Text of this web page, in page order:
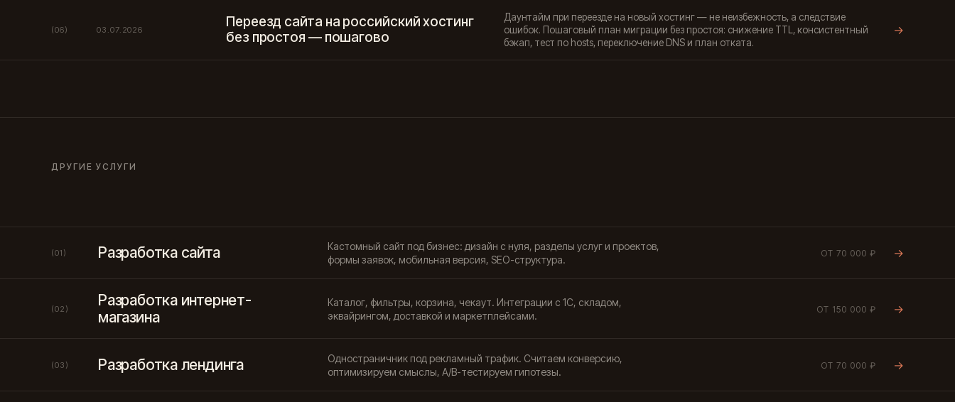
(06) 03.07.2026
Переезд сайта на российский хостинг
без простоя — пошагово
Даунтайм при переезде на новый хостинг — не неизбежность, а следствие
ошибок. Пошаговый план миграции без простоя: снижение TTL, консистентный
бэкап, тест по hosts, переключение DNS и план отката.
→
ДРУГИЕ УСЛУГИ
(01) Разработка сайта
Кастомный сайт под бизнес: дизайн с нуля, разделы услуг и проектов,
формы заявок, мобильная версия, SEO-структура.
ОТ 70 000 ₽ →
(02)
Разработка интернет-
магазина
Каталог, фильтры, корзина, чекаут. Интеграции с 1С, складом,
эквайрингом, доставкой и маркетплейсами.
ОТ 150 000 ₽ →
(03) Разработка лендинга
Одностраничник под рекламный трафик. Считаем конверсию,
оптимизируем смыслы, A/B-тестируем гипотезы.
ОТ 70 000 ₽ →